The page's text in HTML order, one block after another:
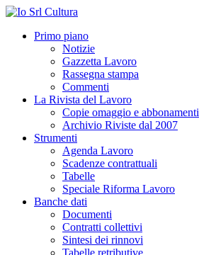
Primo piano
Notizie
Gazzetta Lavoro
Rassegna stampa
Commenti
La Rivista del Lavoro
Copie omaggio e abbonamenti
Archivio Riviste dal 2007
Strumenti
Agenda Lavoro
Scadenze contrattuali
Tabelle
Speciale Riforma Lavoro
Banche dati
Documenti
Contratti collettivi
Sintesi dei rinnovi
Tabelle retributive